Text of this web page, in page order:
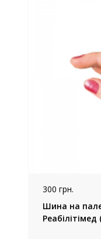
300 грн.
Шина на
Реабілітімед